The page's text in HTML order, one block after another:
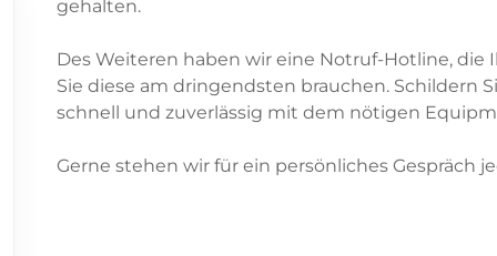
gehalten.
Des Weiteren haben wir eine Notruf-Hotline,
Sie diese am dringendsten brauchen. Schildern
schnell und zuverlässig mit dem nötigen
Gerne stehen wir für ein persönliches Gespräch